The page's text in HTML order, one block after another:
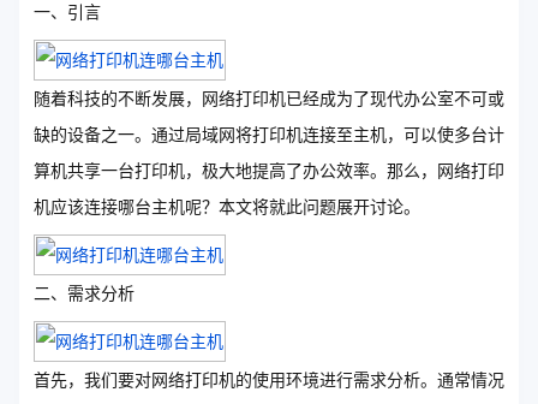
一、引言
随着科技的不断发展，网络打印机已经成为了现代办公室不可或
缺的设备之一。通过局域网将打印机连接至主机，可以使多台计
算机共享一台打印机，极大地提高了办公效率。那么，网络打印
机应该连接哪台主机呢？本文将就此问题展开讨论。
二、需求分析
首先，我们要对网络打印机的使用环境进行需求分析。通常情况